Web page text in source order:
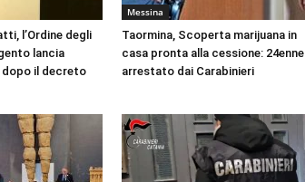
l’Ordine degli
lancia
dopo il decreto
Messina
Taormina, Scoperta marijuana in
casa pronta alla cessione: 24enne
arrestato dai Carabinieri